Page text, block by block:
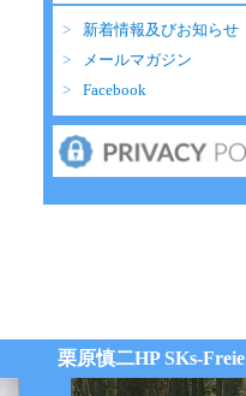
新着情報及びお知らせ
メールマガジン
Facebook
栗原慎二HP SKs-Freie